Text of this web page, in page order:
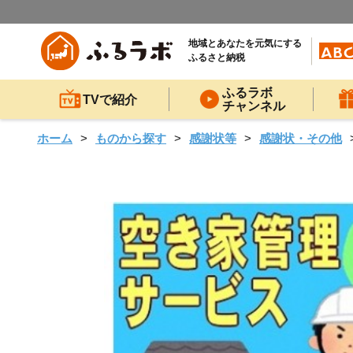
地域とあなたを元気にする
ふるさと納税
TVで紹介
ふるラボ
チャンネル
ホーム ものから探す 感謝状等 感謝状・その他